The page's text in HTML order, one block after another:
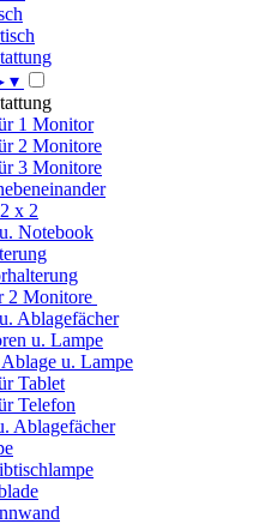
▾
1 Monitor
2 Monitore
3 Monitore
x 2
Notebook
2 Monitore
Ablagefächer
u. Lampe
u. Lampe
Tablet
Telefon
Ablagefächer